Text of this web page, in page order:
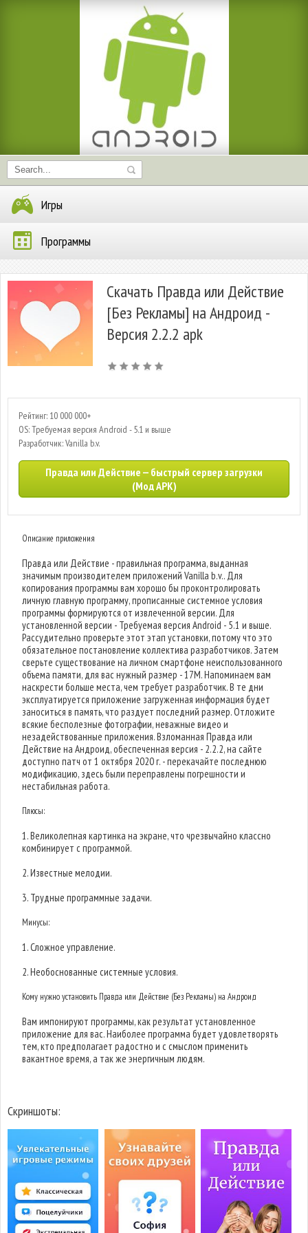
Игры
Программы
Скачать Правда или Действие
[Без Рекламы] на Андроид -
Версия 2.2.2 apk
Рейтинг: 10 000 000+
OS: Требуемая версия Android - 5.1 и выше
Разработчик: Vanilla b.v.
Правда или Действие — быстрый сервер загрузки
(Мод APK)
Описание приложения
Правда или Действие - правильная программа, выданная
значимым производителем приложений Vanilla b.v.. Для
копирования программы вам хорошо бы проконтролировать
личную главную программу, прописанные системное условия
программы формируются от извлеченной версии. Для
установленной версии - Требуемая версия Android - 5.1 и выше.
Рассудительно проверьте этот этап установки, потому что это
обязательное постановление коллектива разработчиков. Затем
сверьте существование на личном смартфоне неиспользованного
объема памяти, для вас нужный размер - 17M. Напоминаем вам
наскрести больше места, чем требует разработчик. В те дни
эксплуатируется приложение загруженная информация будет
заноситься в память, что раздует последний размер. Отложите
всякие бесполезные фотографии, неважные видео и
незадействованные приложения. Взломанная Правда или
Действие на Андроид, обеспеченная версия - 2.2.2, на сайте
доступно патч от 1 октября 2020 г. - перекачайте последнюю
модификацию, здесь были переправлены погрешности и
нестабильная работа.
Плюсы:
1. Великолепная картинка на экране, что чрезвычайно классно
комбинирует с программой.
2. Известные мелодии.
3. Трудные программные задачи.
Минусы:
1. Сложное управление.
2. Необоснованные системные условия.
Кому нужно установить Правда или Действие (Без Рекламы) на Андроид
Вам импонируют программы, как результат установленное
приложение для вас. Наиболее программа будет удовлетворять
тем, кто предполагает радостно и с смыслом применить
вакантное время, а так же энергичным людям.
Скриншоты: